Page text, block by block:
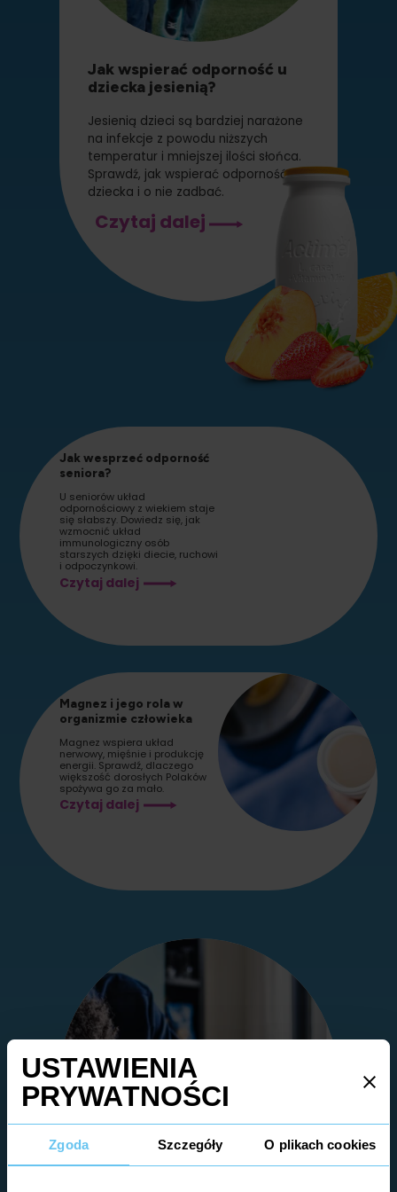
Zgoda Szczegóły O plikach cookies
Jak wspierać odporność u
dziecka jesienią?
Jesienią dzieci są bardziej narażone
na infekcje z powodu niższych
temperatur i mniejszej ilości słońca.
Sprawdź, jak wspierać odporność
dziecka i o nie zadbać.
Czytaj dalejJak
wspierać
dziecka
jesienią?
Jak wesprzeć odporność
seniora?
U seniorów układ
odpornościowy z wiekiem staje
się słabszy. Dowiedz się, jak
wzmocnić układ
immunologiczny osób
starszych dzięki diecie, ruchowi
i odpoczynkowi.
Czytaj dalej Jak
Magnez i jego rola w
organizmie człowieka
Magnez wspiera układ
nerwowy, mięśnie i produkcję
energii. Sprawdź, dlaczego
większość dorosłych Polaków
spożywa go za mało.
Czytaj dalej Magnez